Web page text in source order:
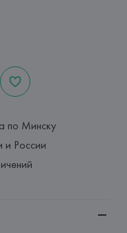
по Минску
и России